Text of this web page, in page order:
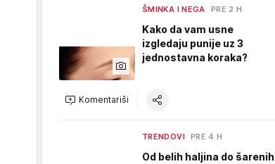
ŠMINKA I NEGA PRE 2 H
Kako da vam usne
izgledaju punije uz 3
jednostavna koraka?
Komentariši
TRENDOVI PRE 4 H
Od belih haljina do šarenih